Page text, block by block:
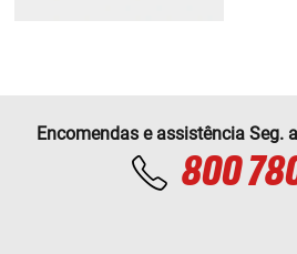
Encomendas e assistência Seg.
800